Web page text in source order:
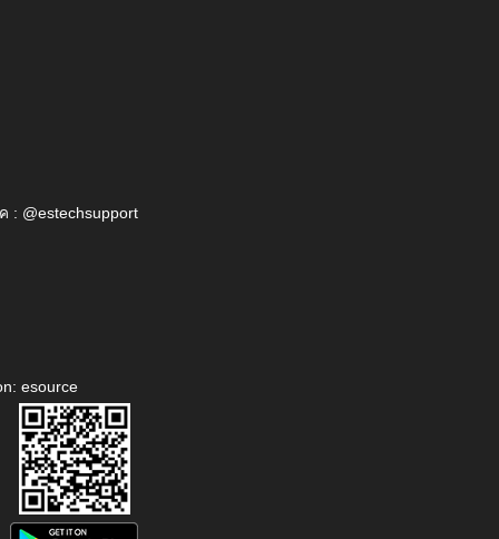
: @estechsupport
esource